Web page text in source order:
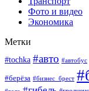
Фото и видео
Экономика
Метки
#tochka #авто #автобус
#берёза #бизнес_брест